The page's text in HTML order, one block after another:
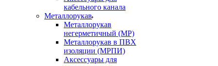
кабельного канала
Металлорукав
Металлорукав
негерметичный (МР)
Металлорукав в ПВХ
изоляции (МРПИ)
Аксессуары для